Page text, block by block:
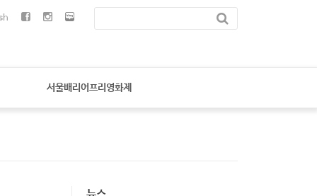
서울배리어프리영화제